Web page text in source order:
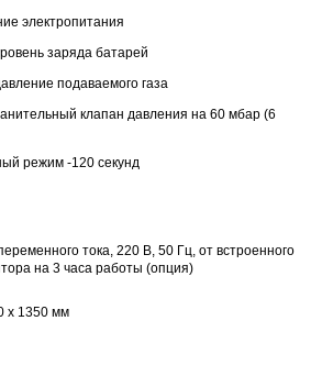
электропитания
заряда батарей
подаваемого газа
клапан давления на 60 мбар (6
режим -120 секунд
тока, 220 B, 50 Гц, от встроенного
на 3 часа работы (опция)
х 1350 мм